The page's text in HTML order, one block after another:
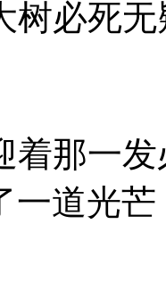
必死无
那一发
一道光